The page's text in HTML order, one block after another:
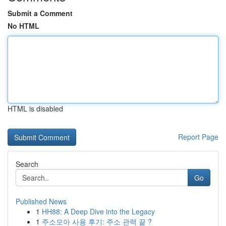
Submit a Comment
No HTML
HTML is disabled
Report Page
Search
Go
Published News
1 HH88: A Deep Dive into the Legacy
1 주소모아 사용 후기: 주소 관력 끝 ?